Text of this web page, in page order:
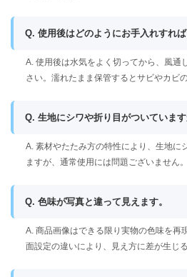
Q. 使用後はどのようにお手入れすれ
A. 使用後は水気をよく切ってから、風通
さい。濡れたまま保管するとサビやカビ
Q. 生地にシワや折り目がついていま
A. 素材やたたみ方の特性により、生地に
ますが、通常使用には問題ございません。
Q. 色味が写真と違って見えます。
A. 商品画像はできる限り実物の色味を再
面設定の違いにより、見え方に差が生じ